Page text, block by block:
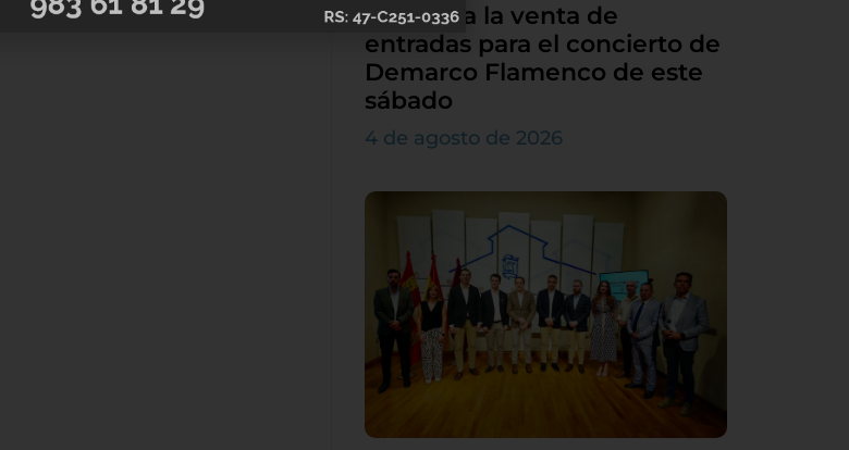
Continúa la venta de
entradas para el concierto de
Demarco Flamenco de este
sábado
4 de agosto de 2026